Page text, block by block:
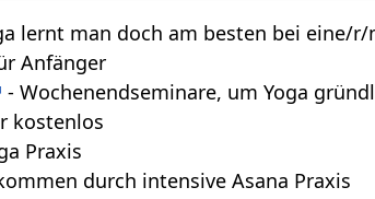
lernt man doch am besten bei eine/
Anfänger
- Wochenendseminare, um Yoga
kostenlos
Praxis
durch intensive Asana Praxis